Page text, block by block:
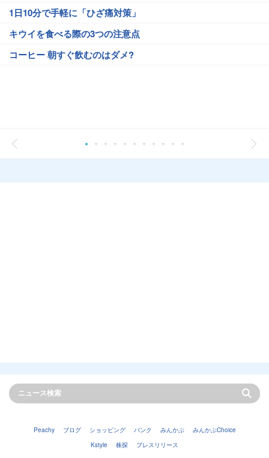
1日10分で手軽に「ひざ痛対策」
キウイを食べる際の3つの注意点
コーヒー 朝すぐ飲むのはダメ?
Peachy ブログ ショッピング バンク みんかぶ
みんかぶChoice
Kstyle
株探 プレスリリース